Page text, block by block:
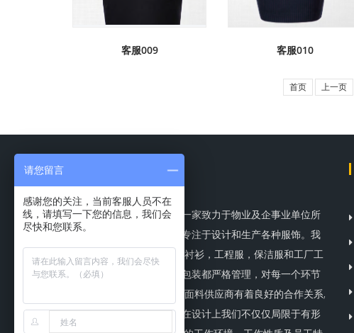
客服009 客服010
首页 上一页
杭州今美服饰有限公司是一家致力于物业及企事业单位所
需服装的生产企业。公司专注于设计和生产各种服饰。我
们 的产品主要有：西服，衬衫，工程服，保洁服和工厂工
作服等等。公司从生产到包装都严格管理，对每一个环节
都认真把控。 我厂与各大面料供应商有着良好的合作关系,
面料档次全、风格多样；在设计上我们不仅仅局限于有形
请您留言
感谢您的关注，当前客服人员不在
线，请填写一下您的信息，我们会
尽快和您联系。